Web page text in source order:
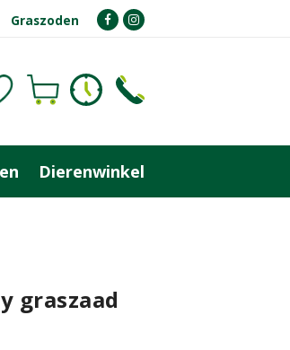
Graszoden
Dierenwinkel
graszaad